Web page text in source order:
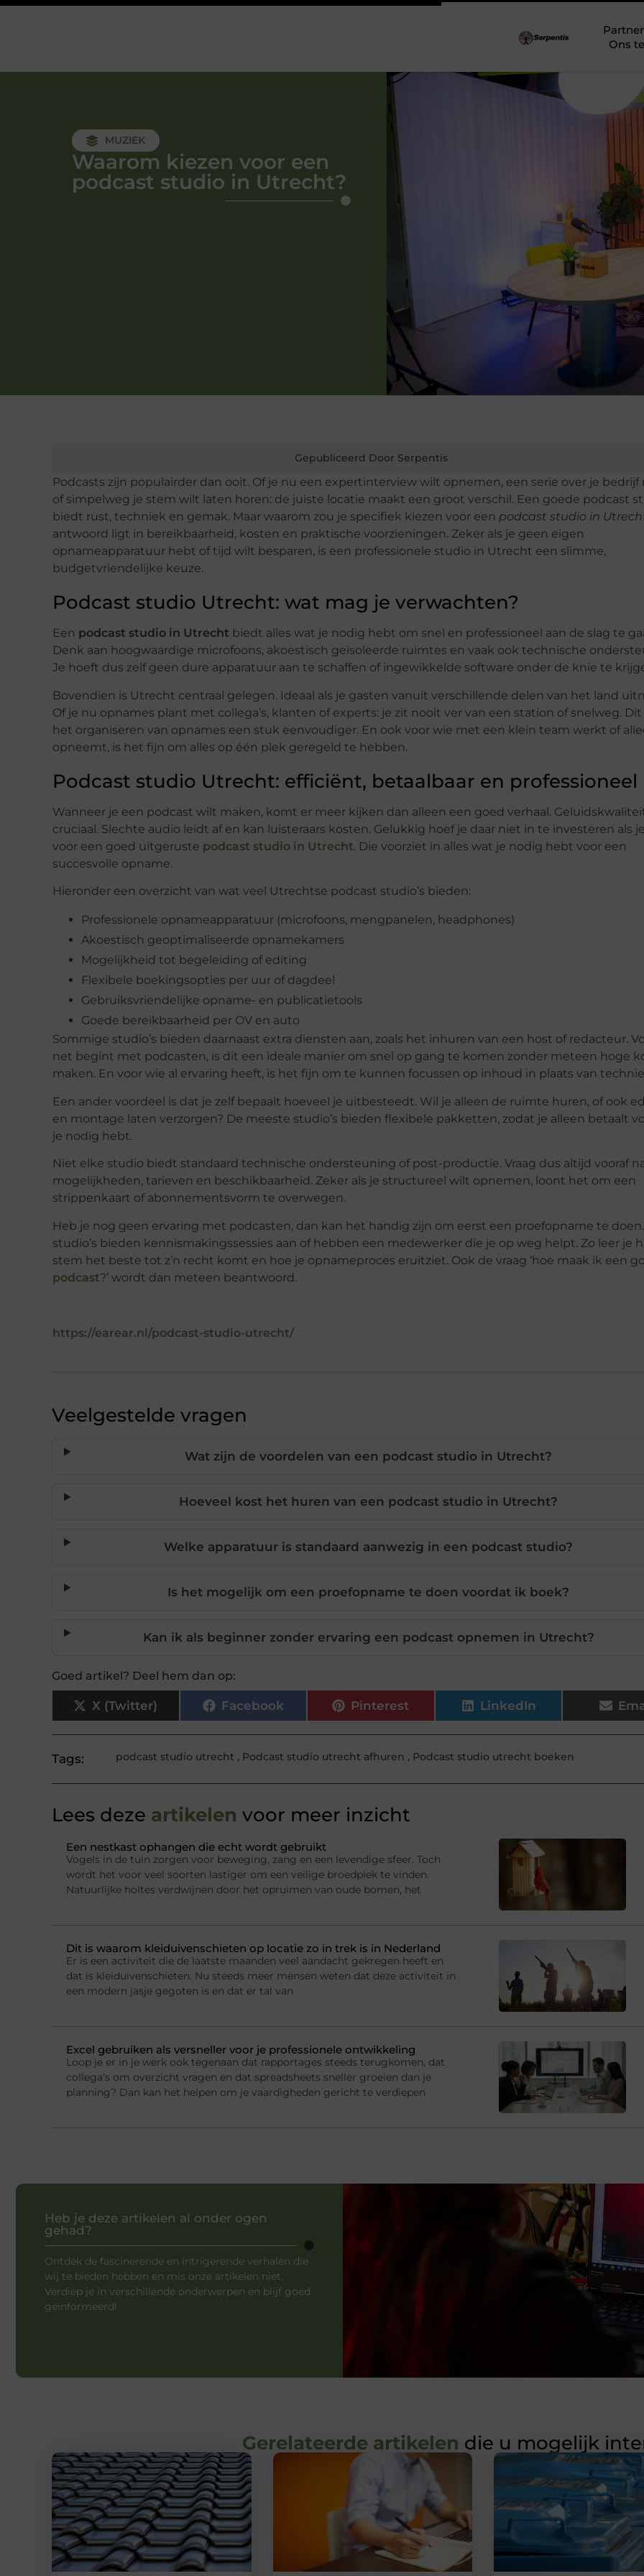
Ons
MUZIEK
Waarom kiezen voor een
podcast studio in Utrecht?
Gepubliceerd Door Serpentis
Podcasts zijn populairder dan ooit. Of je nu een expertinterview wilt opnemen, een serie over je bedrijf
of simpelweg je stem wilt laten horen: de juiste locatie maakt een groot verschil. Een goede podcast
biedt rust, techniek en gemak. Maar waarom zou je specifiek kiezen voor een podcast studio in
antwoord ligt in bereikbaarheid, kosten en praktische voorzieningen. Zeker als je geen eigen
opnameapparatuur hebt of tijd wilt besparen, is een professionele studio in Utrecht een slimme,
budgetvriendelijke keuze.
Podcast studio Utrecht: wat mag je verwachten?
Een podcast studio in Utrecht biedt alles wat je nodig hebt om snel en professioneel aan de slag te
Denk aan hoogwaardige microfoons, akoestisch geïsoleerde ruimtes en vaak ook technische
Je hoeft dus zelf geen dure apparatuur aan te schaffen of ingewikkelde software onder de knie te
Bovendien is Utrecht centraal gelegen. Ideaal als je gasten vanuit verschillende delen van het land
Of je nu opnames plant met collega’s, klanten of experts: je zit nooit ver van een station of snelweg.
het organiseren van opnames een stuk eenvoudiger. En ook voor wie met een klein team werkt of
opneemt, is het fijn om alles op één plek geregeld te hebben.
Podcast studio Utrecht: efficiënt, betaalbaar en professioneel
Wanneer je een podcast wilt maken, komt er meer kijken dan alleen een goed verhaal.
cruciaal. Slechte audio leidt af en kan luisteraars kosten. Gelukkig hoef je daar niet in te investeren als
voor een goed uitgeruste podcast studio in Utrecht. Die voorziet in alles wat je nodig hebt voor een
succesvolle opname.
Hieronder een overzicht van wat veel Utrechtse podcast studio’s bieden:
Professionele opnameapparatuur (microfoons, mengpanelen, headphones)
Akoestisch geoptimaliseerde opnamekamers
Mogelijkheid tot begeleiding of editing
Flexibele boekingsopties per uur of dagdeel
Gebruiksvriendelijke opname- en publicatietools
Goede bereikbaarheid per OV en auto
Sommige studio’s bieden daarnaast extra diensten aan, zoals het inhuren van een host of redacteur.
net begint met podcasten, is dit een ideale manier om snel op gang te komen zonder meteen hoge
maken. En voor wie al ervaring heeft, is het fijn om te kunnen focussen op inhoud in plaats van
Een ander voordeel is dat je zelf bepaalt hoeveel je uitbesteedt. Wil je alleen de ruimte huren, of ook
en montage laten verzorgen? De meeste studio’s bieden flexibele pakketten, zodat je alleen betaalt
je nodig hebt.
Niet elke studio biedt standaard technische ondersteuning of post-productie. Vraag dus altijd vooraf
mogelijkheden, tarieven en beschikbaarheid. Zeker als je structureel wilt opnemen, loont het om een
strippenkaart of abonnementsvorm te overwegen.
Heb je nog geen ervaring met podcasten, dan kan het handig zijn om eerst een proefopname te
studio’s bieden kennismakingssessies aan of hebben een medewerker die je op weg helpt. Zo leer je
stem het beste tot z’n recht komt en hoe je opnameproces eruitziet. Ook de vraag ‘hoe maak ik een
podcast?’ wordt dan meteen beantwoord.
https://earear.nl/podcast-studio-utrecht/
Veelgestelde vragen
Wat zijn de voordelen van een podcast studio in Utrecht?
Hoeveel kost het huren van een podcast studio in Utrecht?
Welke apparatuur is standaard aanwezig in een podcast studio?
Is het mogelijk om een proefopname te doen voordat ik boek?
Kan ik als beginner zonder ervaring een podcast opnemen in Utrecht?
Goed artikel? Deel hem dan op:
X (Twitter) Facebook Pinterest LinkedIn
Tags: podcast studio utrecht , Podcast studio utrecht afhuren , Podcast studio utrecht boeken
Lees deze artikelen voor meer inzicht
Een nestkast ophangen die echt wordt gebruikt
Vogels in de tuin zorgen voor beweging, zang en een levendige sfeer. Toch
wordt het voor veel soorten lastiger om een veilige broedplek te vinden.
Natuurlijke holtes verdwijnen door het opruimen van oude bomen, het
Dit is waarom kleiduivenschieten op locatie zo in trek is in Nederland
Er is een activiteit die de laatste maanden veel aandacht gekregen heeft en
dat is kleiduivenschieten. Nu steeds meer mensen weten dat deze activiteit in
een modern jasje gegoten is en dat er tal van
Excel gebruiken als versneller voor je professionele ontwikkeling
Loop je er in je werk ook tegenaan dat rapportages steeds terugkomen, dat
collega’s om overzicht vragen en dat spreadsheets sneller groeien dan je
planning? Dan kan het helpen om je vaardigheden gericht te verdiepen
Heb je deze artikelen al onder ogen
gehad?
Ontdek de fascinerende en intrigerende verhalen die
wij te bieden hebben en mis onze artikelen niet.
Verdiep je in verschillende onderwerpen en blijf goed
geïnformeerd!
Gerelateerde artikelen die u mogelijk